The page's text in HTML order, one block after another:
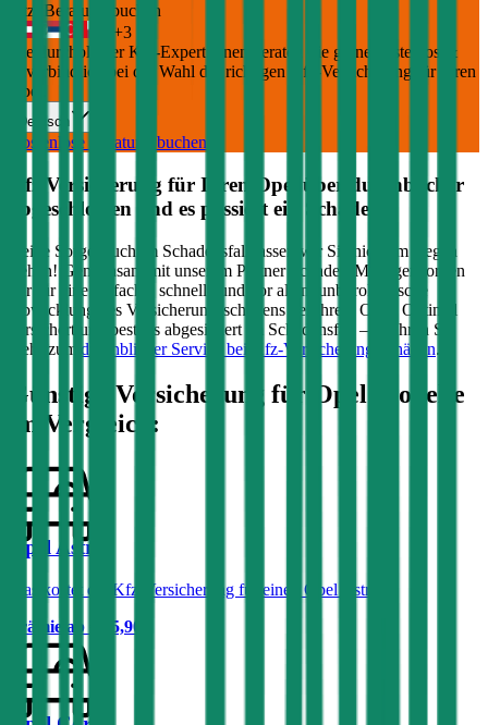
Jetzt Beratung buchen
+3
Die durchblicker Kfz-Expert:innen beraten Sie gerne kostenlos &
unverbindlich bei der Wahl der richtigen Kfz-Versicherung für Ihren
Opel
Deutsch
Kostenlose Beratung buchen
Kfz Versicherung für Ihren Opel
über durchblicker
abgeschlossen und es passiert ein Schaden?
Keine Sorge, auch im Schadensfall lassen wir Sie nicht im Regen
stehen! Gemeinsam mit unserem Partner Schaden-Manager sorgen
wir für eine einfache, schnelle und vor allem unbürokratische
Abwicklung des Versicherungsschadens bei Ihrem Opel
. Optimal
versichert und bestens abgesichert im Schadensfall – erfahren Sie
mehr zum durchblicker Service bei Kfz-Versicherungsschäden.
Günstige Versicherung für Opel Modelle
im Vergleich:
Opel Astra
Was kostet die Kfz-Versicherung für einen Opel Astra?
Prämie ab
€ 35,90